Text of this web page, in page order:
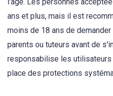
ans et plus, mais il est
moins de 18 ans de
parents ou tuteurs avant de
responsabilise les
place des protections